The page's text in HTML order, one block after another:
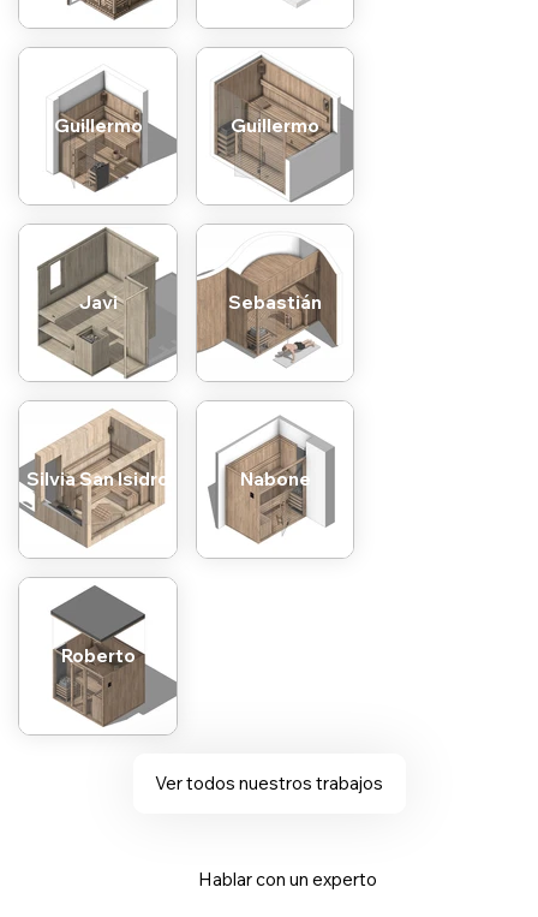
Guillermo Guillermo
Javi Sebastián
Silvia San Isidro Nabone
Roberto
Ver todos nuestros trabajos
Hablar con un experto